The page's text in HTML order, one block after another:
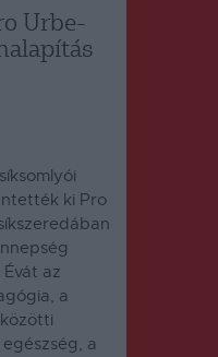
Urbe-
ki Pro
az
a
a